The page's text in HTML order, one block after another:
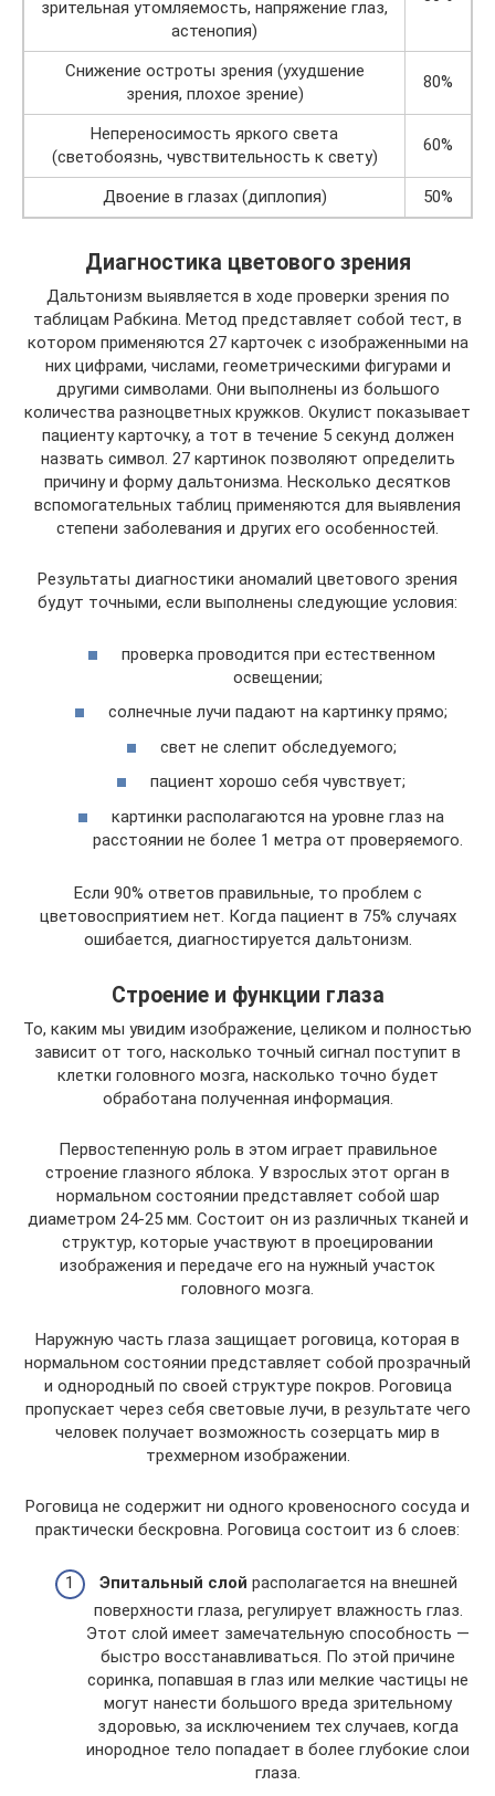
зрительная утомляемость, напряжение глаз,
астенопия)
Снижение остроты зрения (ухудшение
зрения, плохое зрение)
80%
Непереносимость яркого света
(светобоязнь, чувствительность к свету)
60%
Двоение в глазах (диплопия) 50%
Диагностика цветового зрения
Дальтонизм выявляется в ходе проверки зрения по
таблицам Рабкина. Метод представляет собой тест, в
котором применяются 27 карточек с изображенными на
них цифрами, числами, геометрическими фигурами и
другими символами. Они выполнены из большого
количества разноцветных кружков. Окулист показывает
пациенту карточку, а тот в течение 5 секунд должен
назвать символ. 27 картинок позволяют определить
причину и форму дальтонизма. Несколько десятков
вспомогательных таблиц применяются для выявления
степени заболевания и других его особенностей.
Результаты диагностики аномалий цветового зрения
будут точными, если выполнены следующие условия:
проверка проводится при естественном
освещении;
солнечные лучи падают на картинку прямо;
свет не слепит обследуемого;
пациент хорошо себя чувствует;
картинки располагаются на уровне глаз на
расстоянии не более 1 метра от проверяемого.
Если 90% ответов правильные, то проблем с
цветовосприятием нет. Когда пациент в 75% случаях
ошибается, диагностируется дальтонизм.
Строение и функции глаза
То, каким мы увидим изображение, целиком и полностью
зависит от того, насколько точный сигнал поступит в
клетки головного мозга, насколько точно будет
обработана полученная информация.
Первостепенную роль в этом играет правильное
строение глазного яблока. У взрослых этот орган в
нормальном состоянии представляет собой шар
диаметром 24-25 мм. Состоит он из различных тканей и
структур, которые участвуют в проецировании
изображения и передаче его на нужный участок
головного мозга.
Наружную часть глаза защищает роговица, которая в
нормальном состоянии представляет собой прозрачный
и однородный по своей структуре покров. Роговица
пропускает через себя световые лучи, в результате чего
человек получает возможность созерцать мир в
трехмерном изображении.
Роговица не содержит ни одного кровеносного сосуда и
практически бескровна. Роговица состоит из 6 слоев:
Эпитальный слой располагается на внешней
поверхности глаза, регулирует влажность глаз.
Этот слой имеет замечательную способность —
быстро восстанавливаться. По этой причине
соринка, попавшая в глаз или мелкие частицы не
могут нанести большого вреда зрительному
здоровью, за исключением тех случаев, когда
инородное тело попадает в более глубокие слои
глаза.